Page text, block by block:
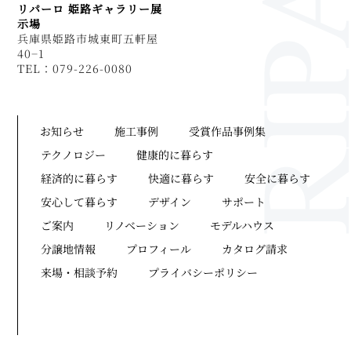
リパーロ 姫路ギャラリー展
示場
兵庫県姫路市城東町五軒屋
40−1
TEL：079-226-0080
お知らせ 施工事例
受賞作品事例集
テクノロジー
健康的に暮らす
経済的に暮らす
快適に暮らす
安全に暮らす
安心して暮らす
デザイン
サポート
ご案内
リノベーション
モデルハウス
分譲地情報
プロフィール
カタログ請求
来場・相談予約
プライバシーポリシー